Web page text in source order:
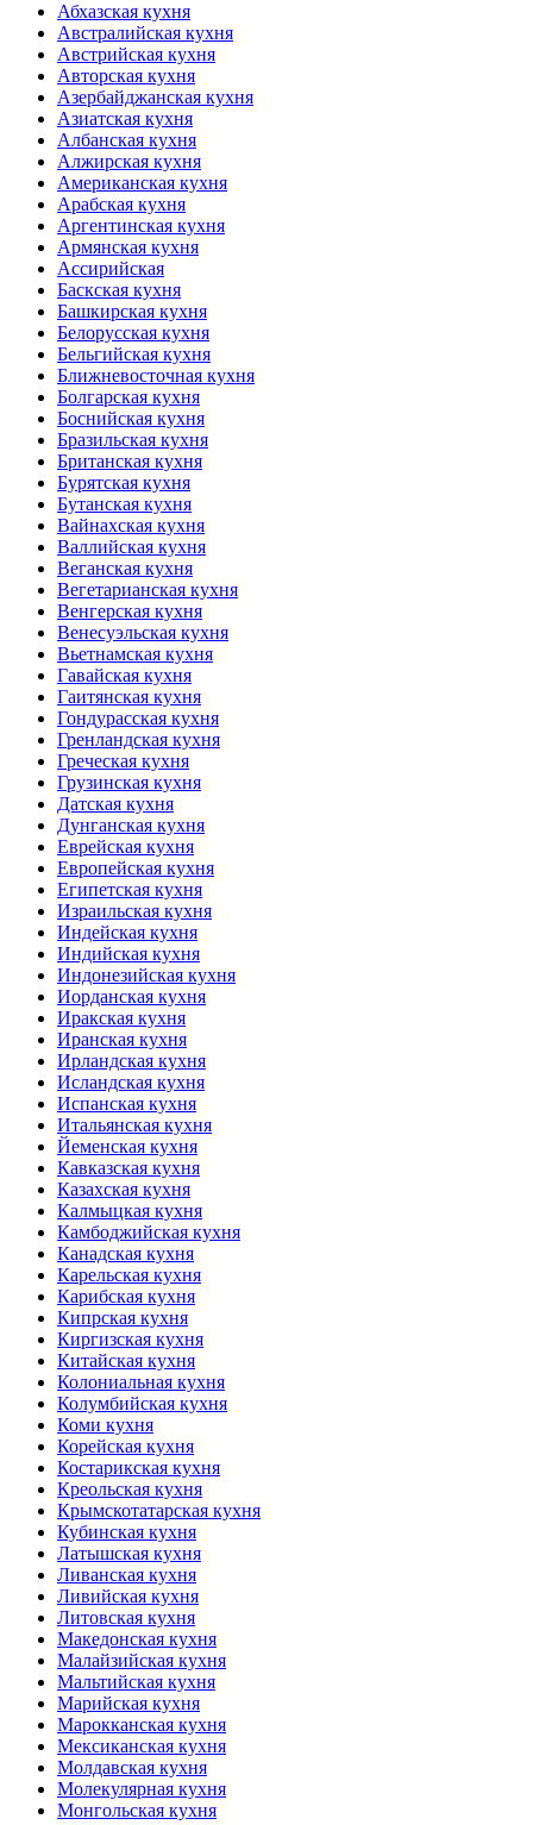
Абхазская кухня
Австралийская кухня
Австрийская кухня
Авторская кухня
Азербайджанская кухня
Азиатская кухня
Албанская кухня
Алжирская кухня
Американская кухня
Арабская кухня
Аргентинская кухня
Армянская кухня
Ассирийская
Баскская кухня
Башкирская кухня
Белорусская кухня
Бельгийская кухня
Ближневосточная кухня
Болгарская кухня
Боснийская кухня
Бразильская кухня
Британская кухня
Бурятская кухня
Бутанская кухня
Вайнахская кухня
Валлийская кухня
Веганская кухня
Вегетарианская кухня
Венгерская кухня
Венесуэльская кухня
Вьетнамская кухня
Гавайская кухня
Гаитянская кухня
Гондурасская кухня
Гренландская кухня
Греческая кухня
Грузинская кухня
Датская кухня
Дунганская кухня
Еврейская кухня
Европейская кухня
Египетская кухня
Израильская кухня
Индейская кухня
Индийская кухня
Индонезийская кухня
Иорданская кухня
Иракская кухня
Иранская кухня
Ирландская кухня
Исландская кухня
Испанская кухня
Итальянская кухня
Йеменская кухня
Кавказская кухня
Казахская кухня
Калмыцкая кухня
Камбоджийская кухня
Канадская кухня
Карельская кухня
Карибская кухня
Кипрская кухня
Киргизская кухня
Китайская кухня
Колониальная кухня
Колумбийская кухня
Коми кухня
Корейская кухня
Костарикская кухня
Креольская кухня
Крымскотатарская кухня
Кубинская кухня
Латышская кухня
Ливанская кухня
Ливийская кухня
Литовская кухня
Македонская кухня
Малайзийская кухня
Мальтийская кухня
Марийская кухня
Марокканская кухня
Мексиканская кухня
Молдавская кухня
Молекулярная кухня
Монгольская кухня